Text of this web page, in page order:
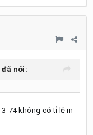
đã nói:
3-74 không có tỉ lệ in